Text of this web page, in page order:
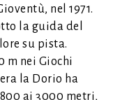
nel 1971.
la guida del
su pista.
m nei Giochi
la Dorio ha
ai 3000 metri,